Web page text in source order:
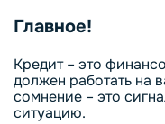
Главное!
Кредит – это
должен работать на
сомнение – это
ситуацию.